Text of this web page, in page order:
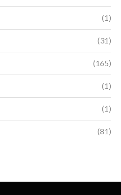
(1)
(31)
(165)
(1)
(1)
(81)